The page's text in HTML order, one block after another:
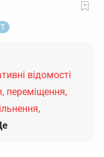
відомості
переміщення,